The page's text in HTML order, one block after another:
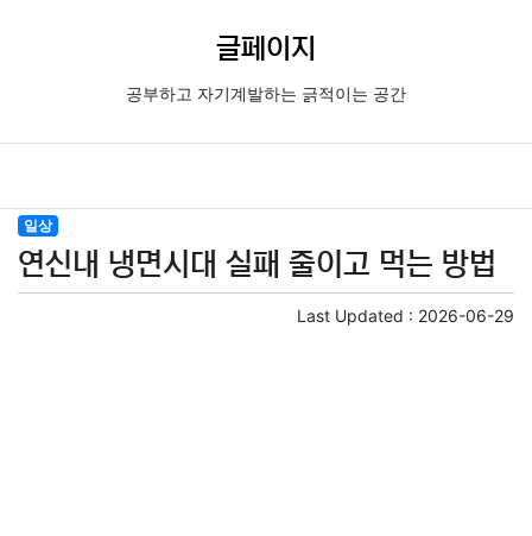
글페이지
공부하고 자기계발하는 긁적이는 공간
일상
연신내 냉면시대 실패 줄이고 먹는 방법
Last Updated : 2026-06-29